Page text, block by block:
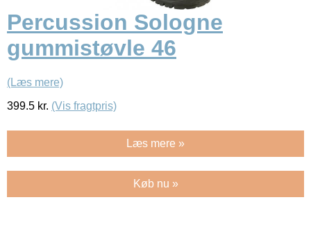
Percussion Sologne
gummistøvle 46
(Læs mere)
399.5 kr. (Vis fragtpris)
Læs mere »
Køb nu »